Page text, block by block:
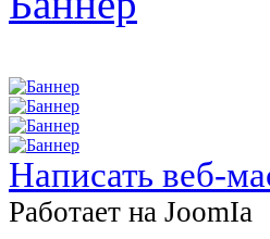
Написать веб-
Работает на JоomIа